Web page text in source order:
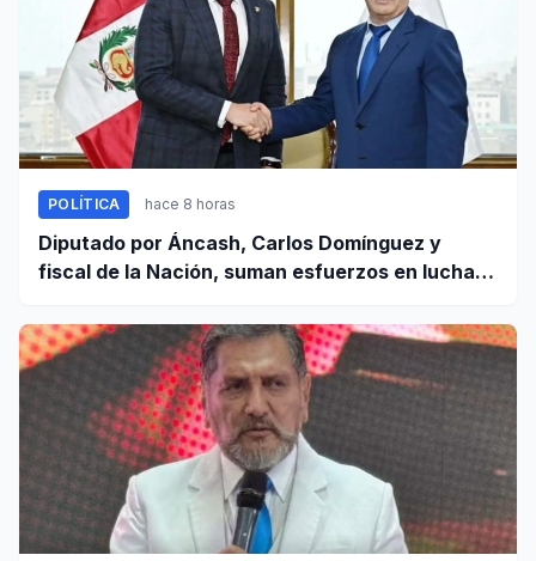
POLÍTICA hace 8 horas
Diputado por Áncash, Carlos Domínguez y
fiscal de la Nación, suman esfuerzos en lucha